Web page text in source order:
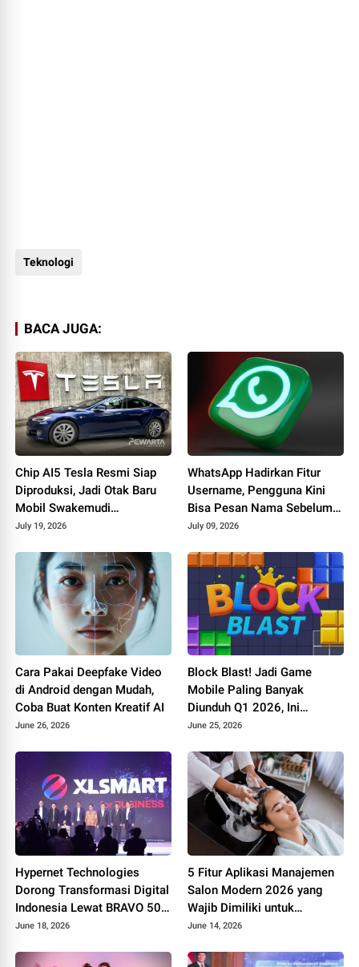
Teknologi
BACA JUGA:
Chip AI5 Tesla Resmi Siap
Diproduksi, Jadi Otak Baru
Mobil Swakemudi
Berteknologi AI
July 19, 2026
WhatsApp Hadirkan Fitur
Username, Pengguna Kini
Bisa Pesan Nama Sebelum
Dipakai Orang Lain
July 09, 2026
Cara Pakai Deepfake Video
di Android dengan Mudah,
Coba Buat Konten Kreatif AI
June 26, 2026
Block Blast! Jadi Game
Mobile Paling Banyak
Diunduh Q1 2026, Ini
Rahasia di Balik
June 25, 2026
Hypernet Technologies
Dorong Transformasi Digital
Indonesia Lewat BRAVO 500
Summit 2026
June 18, 2026
5 Fitur Aplikasi Manajemen
Salon Modern 2026 yang
Wajib Dimiliki untuk
Tingkatkan Bisnis
June 14, 2026